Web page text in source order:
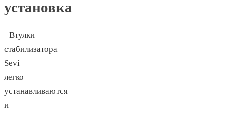
установка
Втулки
стабилизатора
Sevi
легко
устанавливаются
и